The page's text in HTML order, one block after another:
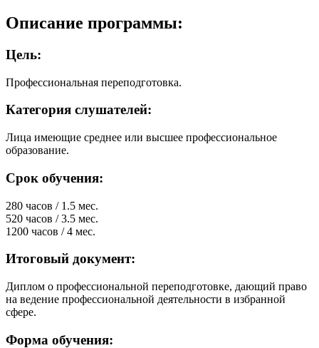
Описание программы:
Цель:
Профессиональная переподготовка.
Категория слушателей:
Лица имеющие среднее или высшее профессиональное
образование.
Срок обучения:
280 часов / 1.5 мес.
520 часов / 3.5 мес.
1200 часов / 4 мес.
Итоговый документ:
Диплом о профессиональной переподготовке, дающий право
на ведение профессиональной деятельности в избранной
сфере.
Форма обучения: